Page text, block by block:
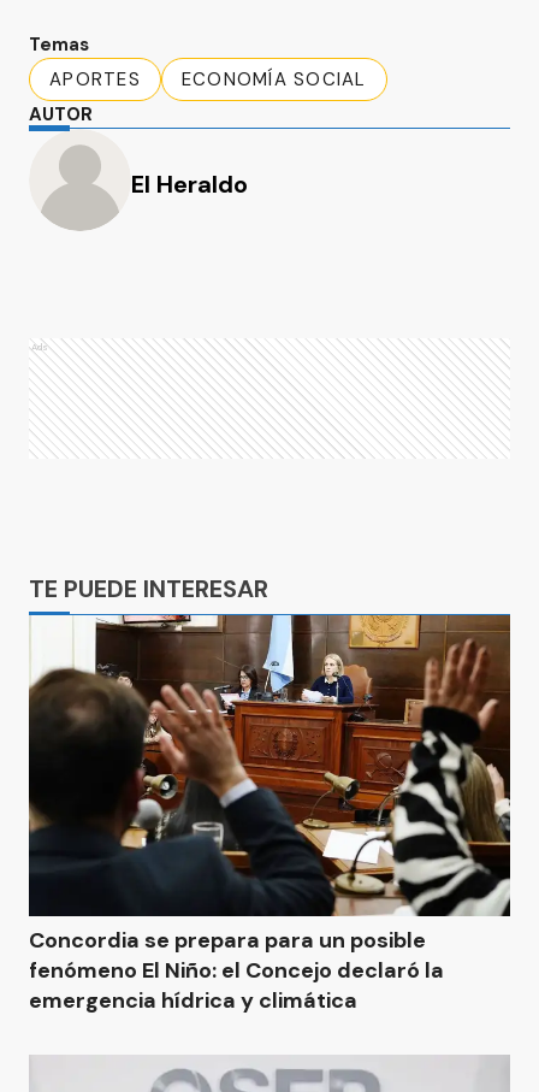
Temas
APORTES
ECONOMÍA SOCIAL
AUTOR
El Heraldo
Ads
TE PUEDE INTERESAR
Concordia se prepara para un posible
fenómeno El Niño: el Concejo declaró la
emergencia hídrica y climática